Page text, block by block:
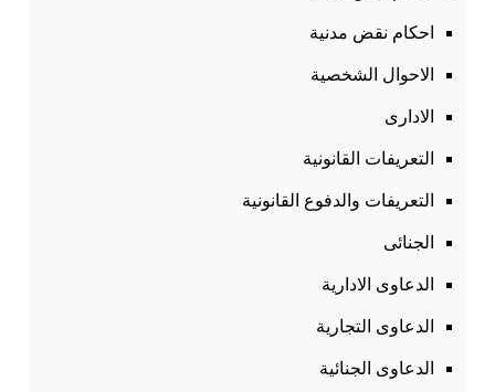
احكام نقض مدنية
الاحوال الشخصية
الادارى
التعريفات القانونية
التعريفات والدفوع القانونية
الجنائى
الدعاوى الادارية
الدعاوى التجارية
الدعاوى الجنائية